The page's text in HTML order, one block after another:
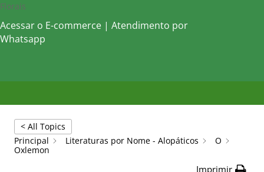
Florais
Acessar o E-commerce | Atendimento por
Whatsapp
< All Topics
Principal
Literaturas por Nome - Alopáticos
O
Oxlemon
Imprimir